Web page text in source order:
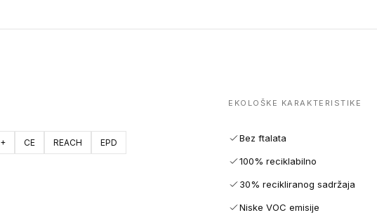
CE REACH EPD
EKOLOŠKE KARAKTERISTIKE
Bez ftalata
100% reciklabilno
30% recikliranog sadržaja
Niske VOC emisije